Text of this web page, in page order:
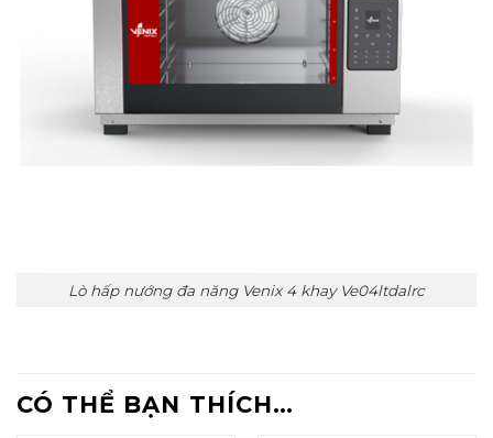
Lò hấp nướng đa năng Venix 4 khay Ve04ltdalrc
CÓ THỂ BẠN THÍCH…